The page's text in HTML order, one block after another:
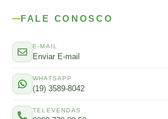
FALE CONOSCO
E-MAIL
Enviar E-mail
WHATSAPP
(19) 3589-8042
TELEVENDAS